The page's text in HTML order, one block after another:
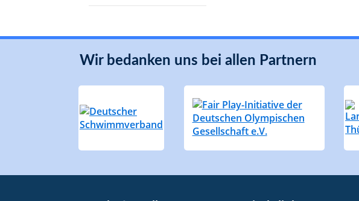
Wir bedanken uns bei allen Partnern